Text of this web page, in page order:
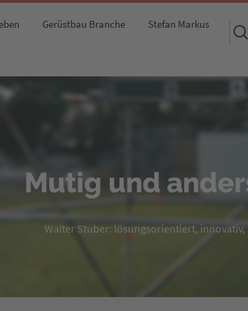
Gerüstbau Branche Stefan Markus
nach:
Mutig und
Walter Stuber: lösungsorientiert,